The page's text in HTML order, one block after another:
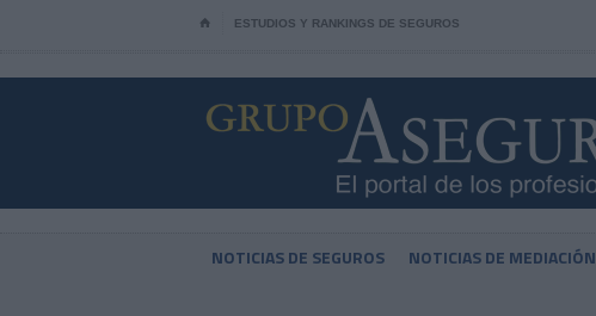
⌂ ESTUDIOS Y RANKINGS DE SEGUROS
NOTICIAS DE SEGUROS NOTICIAS DE MEDIACIÓN